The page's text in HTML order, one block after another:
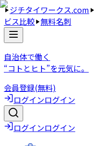
ジチタイワークス.com
ビス比較 無料名刺
自治体で働く
“コトとヒト”を元気に。
会員登録(無料)
ログインログイン
ログインログイン